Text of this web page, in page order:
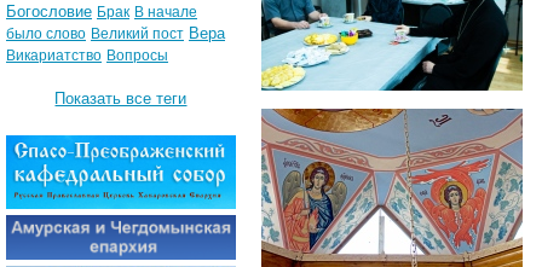
Богословие Брак В начале
было слово Великий пост Вера
Викариатство Вопросы
Показать все теги